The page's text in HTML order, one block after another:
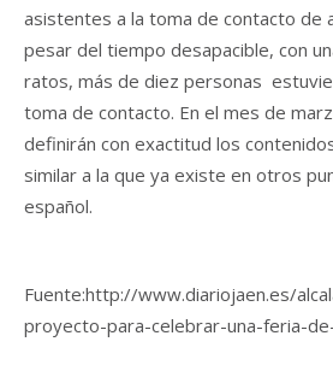
asistentes a la toma de contacto de
pesar del tiempo desapacible, con
ratos, más de diez personas
toma de contacto. En el mes de
definirán con exactitud los
similar a la que ya existe en otros
español.
Fuente:http://www.diariojaen.es/
proyecto-para-celebrar-una-feria-